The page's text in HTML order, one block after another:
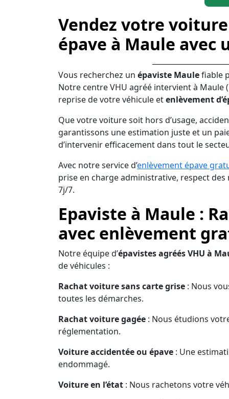
Vendez votre
épave à Maule avec
Vous recherchez un épaviste Maulefiable
Notre centre VHU agréé intervient à
reprise de votre véhicule etenlèvement
Que votre voiture soit hors d’usage,
garantissons une estimation juste et un
d’intervenir efficacement dans tout le
Avec notre service d’enlèvement épave
prise en charge administrative, respect
7j/7.
Epaviste à Maule :
avec enlèvement
Notre équipe d’épavistes agréés VHU à
de véhicules :
Rachat voiture sans carte grise : Nous
toutes les démarches.
Rachat voiture gagée : Nous étudions
réglementation.
Voiture accidentée ou épave : Une
endommagé.
Voiture en l’état : Nous rachetons votre